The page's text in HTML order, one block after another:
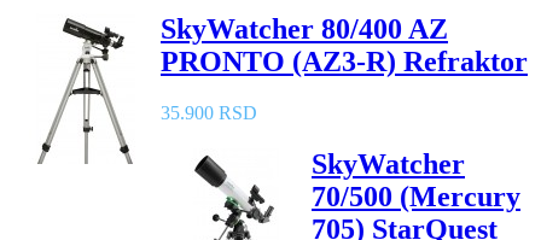
SkyWatcher 80/400 AZ
PRONTO (AZ3-R) Refraktor
35.900 RSD
SkyWatcher
70/500 (Mercury
705) StarQuest